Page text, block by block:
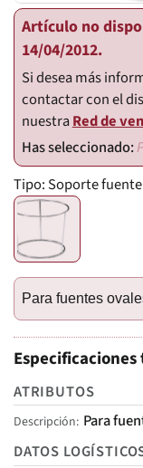
Artículo no
14/04/2012.
Si desea más
contactar con el
nuestraRed de
Tipo: Soporte
Para fuentes
ATRIBUTOS
Descripción Para
DATOS